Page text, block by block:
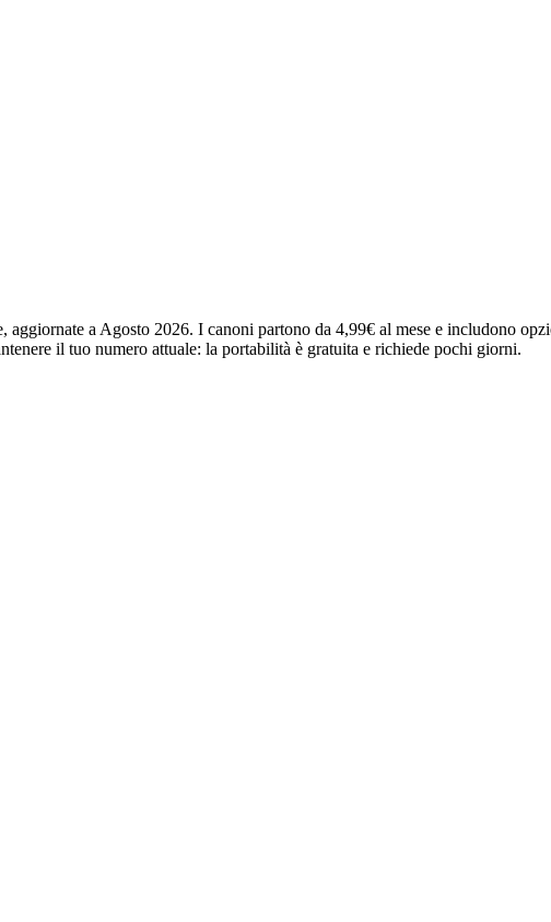
a Agosto 2026. I canoni partono da 4,99€ al mese e includono
il tuo numero attuale: la portabilità è gratuita e richiede pochi giorni.